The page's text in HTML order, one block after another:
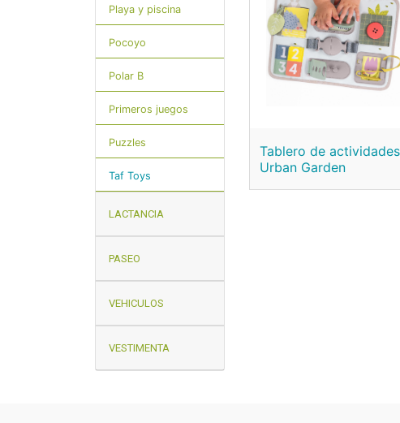
Playa y piscina
Pocoyo
Polar B
Primeros juegos
Puzzles
Taf Toys
LACTANCIA
PASEO
VEHICULOS
VESTIMENTA
Tablero de actividades
Urban Garden